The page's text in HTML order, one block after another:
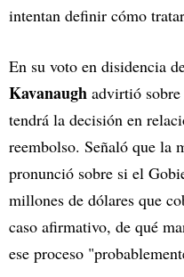
intentan definir cómo
En su voto en disidencia
Kavanaugh advirtió sobre
tendrá la decisión en
reembolso. Señaló que la
pronunció sobre si el
millones de dólares que
caso afirmativo, de qué
ese proceso